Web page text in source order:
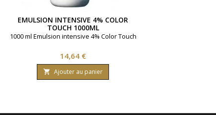
EMULSION INTENSIVE 4% COLOR
TOUCH 1000ML
1000 ml Emulsion intensive 4% Color Touch
Prix
14,64 €
 Ajouter au panier